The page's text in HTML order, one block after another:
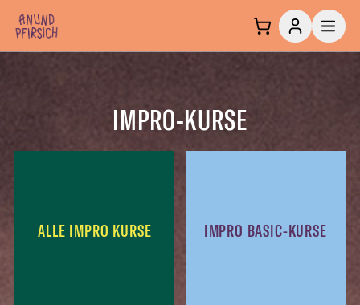
Zum Inhalt springen
IMPRO-KURSE
ALLE IMPRO KURSE IMPRO BASIC-KURSE